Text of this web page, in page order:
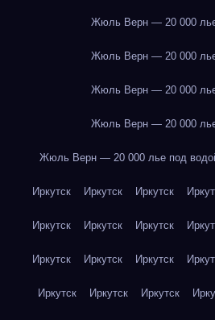
Жюль Верн — 20 000
Жюль Верн — 20 000
Жюль Верн — 20 000
Жюль Верн — 20 000
Жюль Верн — 20 000 лье под
Иркутск Иркутск Иркутск
Иркутск Иркутск Иркутск
Иркутск Иркутск Иркутск
Иркутск Иркутск Иркутск